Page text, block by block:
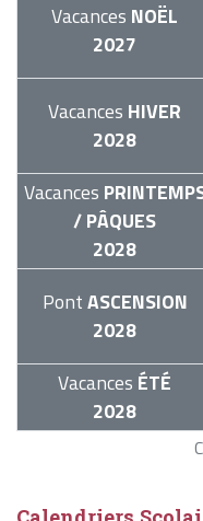
Vacances NOËL
2027
Vacances HIVER
2028
Vacances
/ PÂQUES
2028
PontASCENSION
2028
Vacances ÉTÉ
2028